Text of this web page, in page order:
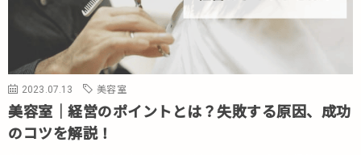
2023.07.13 美容室
美容室｜経営のポイントとは？失敗する原因、成功
のコツを解説！